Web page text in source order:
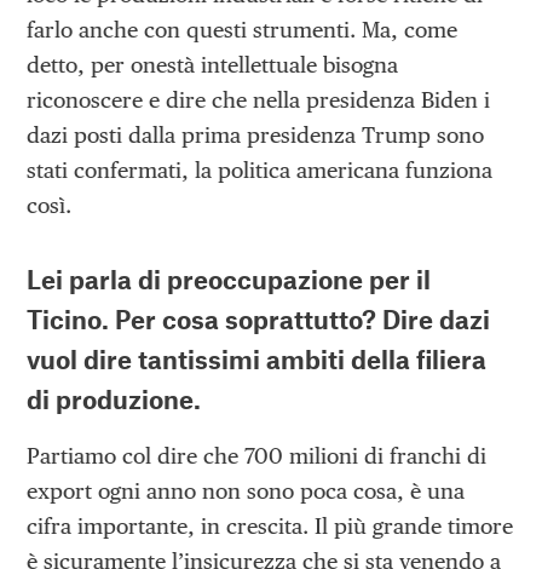
farlo anche con questi strumenti. Ma, come
detto, per onestà intellettuale bisogna
riconoscere e dire che nella presidenza Biden i
dazi posti dalla prima presidenza Trump sono
stati confermati, la politica americana funziona
così.
Lei parla di preoccupazione per il
Ticino. Per cosa soprattutto? Dire dazi
vuol dire tantissimi ambiti della filiera
di produzione.
Partiamo col dire che 700 milioni di franchi di
export ogni anno non sono poca cosa, è una
cifra importante, in crescita. Il più grande timore
è sicuramente l’insicurezza che si sta venendo a